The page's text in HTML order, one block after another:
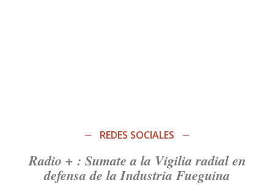
REDES SOCIALES
Radio + : Sumate a la Vigilia radial en
defensa de la Industria Fueguina